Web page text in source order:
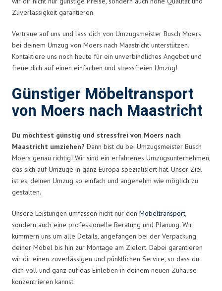
Zuverlässigkeit garantieren.
Vertraue auf uns und lass dich von Umzugsmeister Busch Moers
bei deinem Umzug von Moers nach Maastricht unterstützen.
Kontaktiere uns noch heute für ein unverbindliches Angebot und
freue dich auf einen einfachen und stressfreien Umzug!
Günstiger Möbeltransport
von Moers nach Maastricht
Du möchtest günstig und stressfrei von Moers nach
Maastricht umziehen? Dann bist du bei Umzugsmeister Busch
Moers genau richtig! Wir sind ein erfahrenes Umzugsunternehmen,
das sich auf Umzüge in ganz Europa spezialisiert hat. Unser Ziel
ist es, deinen Umzug so einfach und angenehm wie möglich zu
gestalten.
Unsere Leistungen umfassen nicht nur den Möbeltransport,
sondern auch eine professionelle Beratung und Planung. Wir
kümmern uns um alle Details, angefangen bei der Verpackung
deiner Möbel bis hin zur Montage am Zielort. Dabei garantieren
wir dir einen zuverlässigen und pünktlichen Service, so dass du
dich voll und ganz auf das Einleben in deinem neuen Zuhause
konzentrieren kannst.